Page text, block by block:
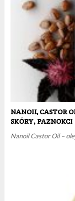
NANOIL CASTOR
SKÓRY, PAZNOKCI
Nanoil Castor Oil –